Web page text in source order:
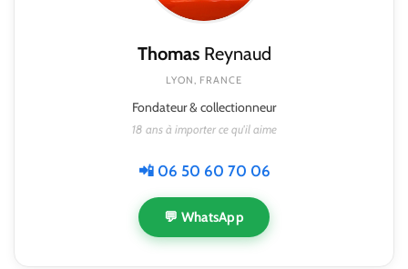
ThomasReynaud
LYON, FRANCE
Fondateur & collectionneur
18 ans à importer ce qu'il aime
📲 06 50 60 70 06
💬 WhatsApp